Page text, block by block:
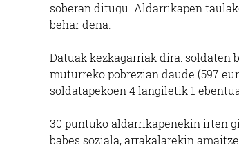
soberan ditugu. Aldarrikapen
behar dena.
Datuak kezkagarriak dira: soldaten
muturreko pobrezian daude (597
soldatapekoen 4 langiletik 1
30 puntuko aldarrikapenekin irten
babes soziala, arrakalarekin